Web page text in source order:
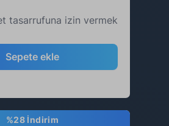
tasarrufuna izin vermek
Sepete ekle
%28 İndirim